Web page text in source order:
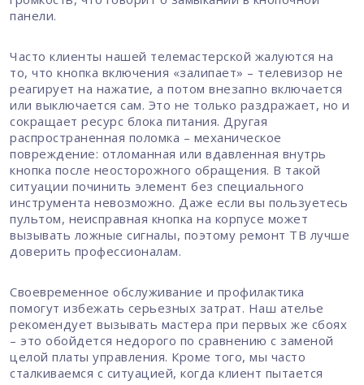
панели.
Часто клиенты нашей телемастерской жалуются на
то, что кнопка включения «залипает» – телевизор не
реагирует на нажатие, а потом внезапно включается
или выключается сам. Это не только раздражает, но и
сокращает ресурс блока питания. Другая
распространенная поломка – механическое
повреждение: отломанная или вдавленная внутрь
кнопка после неосторожного обращения. В такой
ситуации починить элемент без специального
инструмента невозможно. Даже если вы пользуетесь
пультом, неисправная кнопка на корпусе может
вызывать ложные сигналы, поэтому ремонт ТВ лучше
доверить профессионалам.
Своевременное обслуживание и профилактика
помогут избежать серьезных затрат. Наш ателье
рекомендует вызывать мастера при первых же сбоях
– это обойдется недорого по сравнению с заменой
целой платы управления. Кроме того, мы часто
сталкиваемся с ситуацией, когда клиент пытается